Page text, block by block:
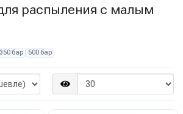
распыления с малым
350 бар 500 бар